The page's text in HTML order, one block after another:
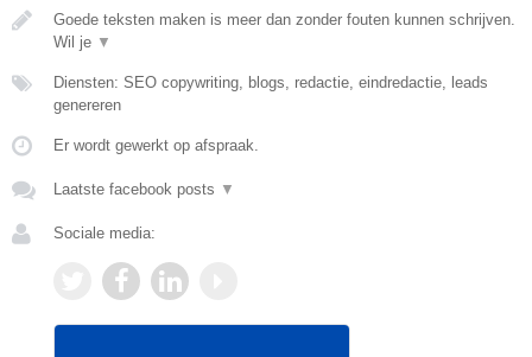
Goede teksten maken is meer dan zonder fouten kunnen schrijven.
Wil je ▼
Diensten: SEO copywriting, blogs, redactie, eindredactie, leads
genereren
Er wordt gewerkt op afspraak.
Laatste facebook posts ▼
Sociale media: